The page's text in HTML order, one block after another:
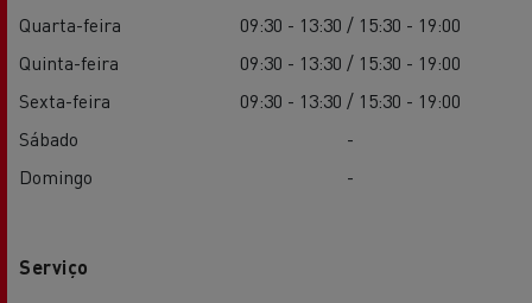
Quarta-feira
09:30 - 13:30 / 15:30 - 19:00
Quinta-feira
09:30 - 13:30 / 15:30 - 19:00
Sexta-feira
09:30 - 13:30 / 15:30 - 19:00
Sábado
-
Domingo
-
Serviço